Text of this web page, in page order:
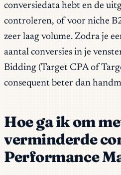
conversiedata hebt en de
controleren, of voor niche
zeer laag volume. Zodra je
aantal conversies in je
Bidding (Target CPA of
consequent beter dan
Hoe ga ik om
verminderde
Performance